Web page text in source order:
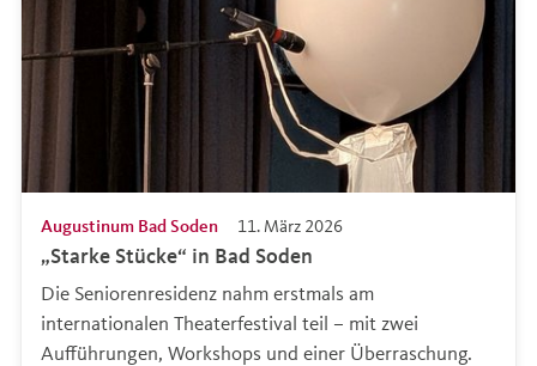
„Starke Stücke“ in Bad Soden
11. März 2026
Augustinum Bad Soden
Die Seniorenresidenz nahm erstmals am
internationalen Theaterfestival teil – mit zwei
Aufführungen, Workshops und einer Überraschung.